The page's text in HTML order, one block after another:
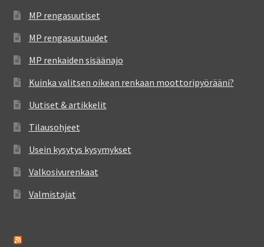
MP rengasuutiset
MP rengasuutuudet
MP renkaiden sisäänajo
Kuinka valitsen oikean renkaan moottoripyörääni?
Uutiset & artikkelit
Tilausohjeet
Usein kysytys kysymykset
Valkosivurenkaat
Valmistajat